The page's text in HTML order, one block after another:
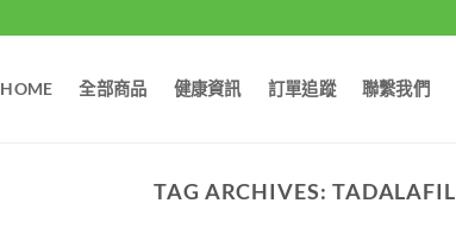
HOME 全部商品 健康資訊 訂單追蹤 聯繫我們
TAG ARCHIVES: TADALAFIL